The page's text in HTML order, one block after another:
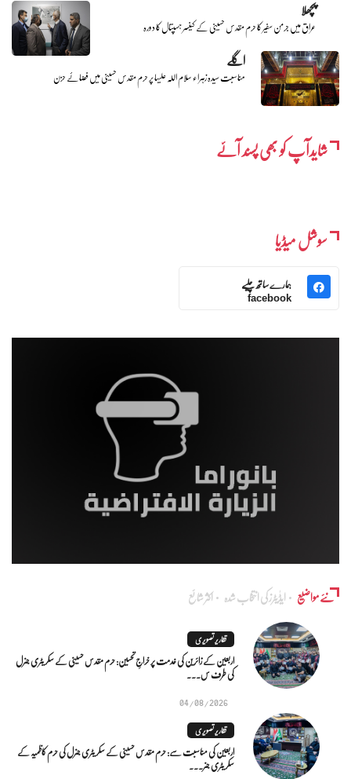
پچھلا
عراق میں جرمن سفیر کا حرم مقدس حسینی کے کینسر ہسپتال کا دورہ
اگلے
مناسبت سیدہ زہراء سلام اللہ علیہا پر حرم مقدس حسینی میں فضائے حزن
شایدآپ کو بھی پسند آئے
سوشل میڈیا
ہمارے ساتھ چلیے
facebook
نئے مواضیع ایڈٰیٹرز کی انتخاب شدہ اکثر شائع
تقاریر تصویری
اربعین کے زائرین کی خدمت پر خراجِ تحسین: حرم مقدس حسینی کے سکریٹری جنرل
کی طرف س...
04/08/2026
تقاریر تصویری
اربعین کی مناسبت سے: حرم مقدس حسینی کے سکریٹری جنرل کی حرم کاظمیہ کے
سکریٹری جنر...